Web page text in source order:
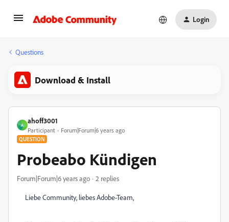
Login
Questions
Download & Install
A
ahoff3001
Participant Forum|Forum|6 years ago
QUESTION
Probeabo Kündigen
Forum|Forum|6 years ago 2 replies
Liebe Community, liebes Adobe-Team,